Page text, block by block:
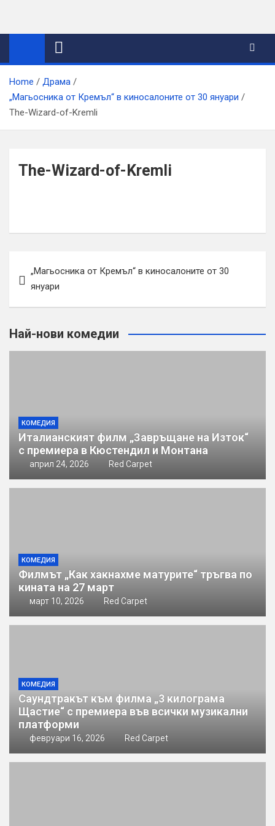
content
Home
Драма
„Магьосника от Кремъл“ в киносалоните от 30 януари
The-Wizard-of-Kremli
The-Wizard-of-Kremli
„Магьосника от Кремъл“ в киносалоните от 30
януари
Най-нови комедии
КОМЕДИЯ
Италианският филм „Завръщане на Изток“
с премиера в Кюстендил и Монтана
април 24, 2026 Red Carpet
КОМЕДИЯ
Филмът „Как хакнахме матурите“ тръгва по
кината на 27 март
март 10, 2026 Red Carpet
КОМЕДИЯ
Саундтракът към филма „3 килограма
Щастие“ с премиера във всички музикални
платформи
февруари 16, 2026 Red Carpet